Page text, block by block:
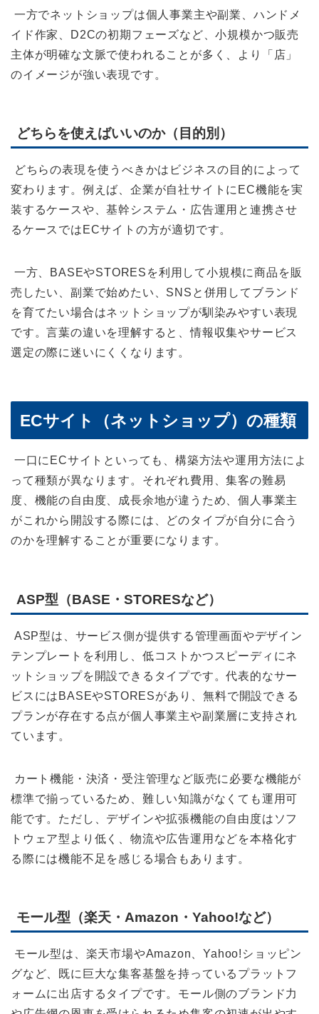
一方でネットショップは個人事業主や副業、ハンドメ
イド作家、D2Cの初期フェーズなど、小規模かつ販売
主体が明確な文脈で使われることが多く、より「店」
のイメージが強い表現です。
どちらを使えばいいのか（目的別）
どちらの表現を使うべきかはビジネスの目的によって
変わります。例えば、企業が自社サイトにEC機能を実
装するケースや、基幹システム・広告運用と連携させ
るケースではECサイトの方が適切です。
一方、BASEやSTORESを利用して小規模に商品を販
売したい、副業で始めたい、SNSと併用してブランド
を育てたい場合はネットショップが馴染みやすい表現
です。言葉の違いを理解すると、情報収集やサービス
選定の際に迷いにくくなります。
ECサイト（ネットショップ）の種類
一口にECサイトといっても、構築方法や運用方法によ
って種類が異なります。それぞれ費用、集客の難易
度、機能の自由度、成長余地が違うため、個人事業主
がこれから開設する際には、どのタイプが自分に合う
のかを理解することが重要になります。
ASP型（BASE・STORESなど）
ASP型は、サービス側が提供する管理画面やデザイン
テンプレートを利用し、低コストかつスピーディにネ
ットショップを開設できるタイプです。代表的なサー
ビスにはBASEやSTORESがあり、無料で開設できる
プランが存在する点が個人事業主や副業層に支持され
ています。
カート機能・決済・受注管理など販売に必要な機能が
標準で揃っているため、難しい知識がなくても運用可
能です。ただし、デザインや拡張機能の自由度はソフ
トウェア型より低く、物流や広告運用などを本格化す
る際には機能不足を感じる場合もあります。
モール型（楽天・Amazon・Yahoo!など）
モール型は、楽天市場やAmazon、Yahoo!ショッピン
グなど、既に巨大な集客基盤を持っているプラットフ
ォームに出店するタイプです。モール側のブランド力